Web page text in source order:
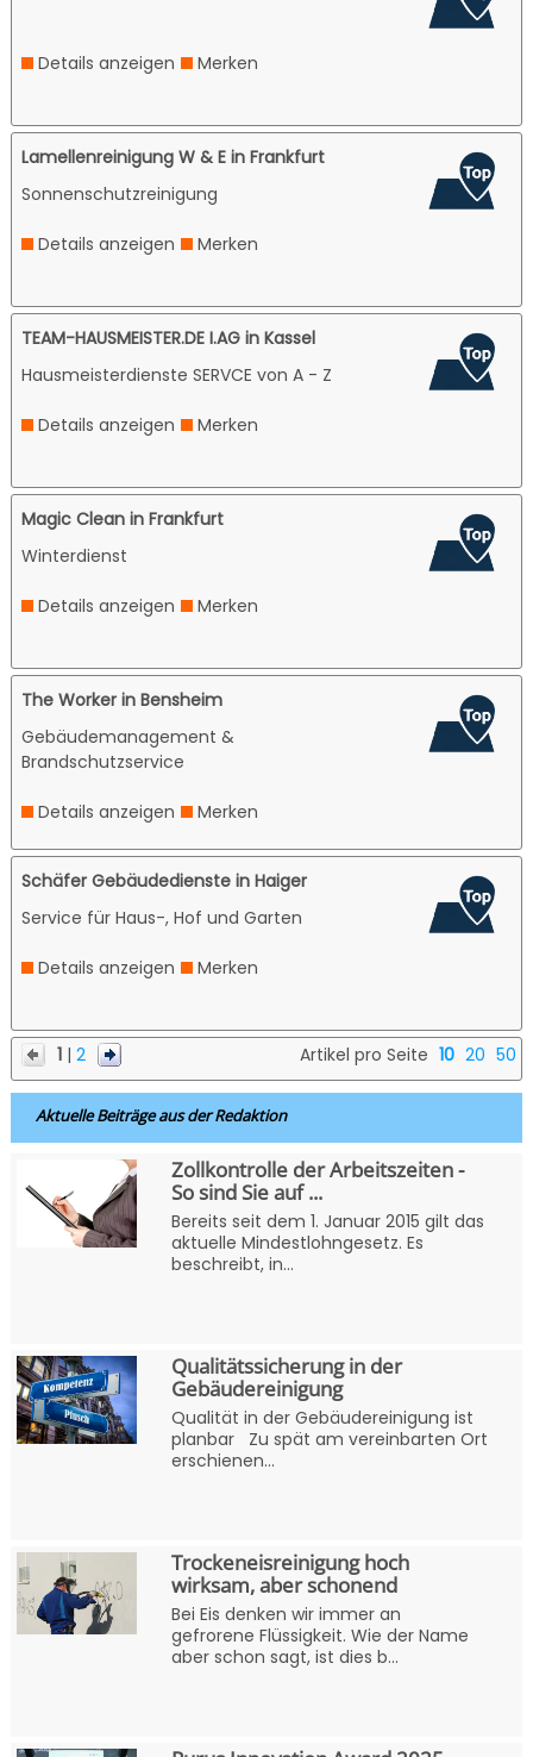
Details anzeigen Merken
Lamellenreinigung W & E in Frankfurt
Sonnenschutzreinigung
Details anzeigen Merken
TEAM-HAUSMEISTER.DE I.AG in Kassel
Hausmeisterdienste SERVCE von A - Z
Details anzeigen Merken
Magic Clean in Frankfurt
Winterdienst
Details anzeigen Merken
The Worker in Bensheim
Gebäudemanagement &
Brandschutzservice
Details anzeigen Merken
Schäfer Gebäudedienste in Haiger
Service für Haus-, Hof und Garten
Details anzeigen Merken
1 |2 Artikel pro Seite 10 20 50
Aktuelle Beiträge aus der Redaktion
Zollkontrolle der Arbeitszeiten -
So sind Sie auf ...
Bereits seit dem 1. Januar 2015 gilt das
aktuelle Mindestlohngesetz. Es
beschreibt, in...
Qualitätssicherung in der
Gebäudereinigung
Qualität in der Gebäudereinigung ist
planbar Zu spät am vereinbarten Ort
erschienen...
Trockeneisreinigung hoch
wirksam, aber schonend
Bei Eis denken wir immer an
gefrorene Flüssigkeit. Wie der Name
aber schon sagt, ist dies b...